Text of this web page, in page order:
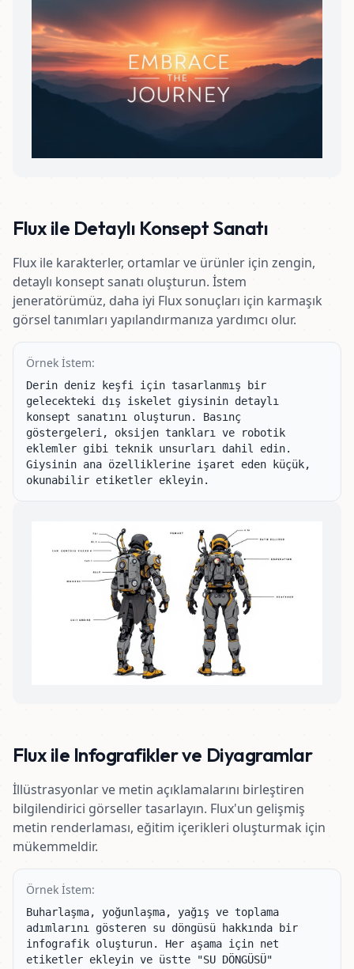
Flux ile Detaylı Konsept Sanatı
Flux ile karakterler, ortamlar ve ürünler için zengin,
detaylı konsept sanatı oluşturun. İstem
jeneratörümüz, daha iyi Flux sonuçları için karmaşık
görsel tanımları yapılandırmanıza yardımcı olur.
Örnek İstem:
Derin deniz keşfi için tasarlanmış bir
gelecekteki dış iskelet giysinin detaylı
konsept sanatını oluşturun. Basınç
göstergeleri, oksijen tankları ve robotik
eklemler gibi teknik unsurları dahil edin.
Giysinin ana özelliklerine işaret eden küçük,
okunabilir etiketler ekleyin.
Flux ile Infografikler ve Diyagramlar
İllüstrasyonlar ve metin açıklamalarını birleştiren
bilgilendirici görseller tasarlayın. Flux'un gelişmiş
metin renderlaması, eğitim içerikleri oluşturmak için
mükemmeldir.
Örnek İstem:
Buharlaşma, yoğunlaşma, yağış ve toplama
adımlarını gösteren su döngüsü hakkında bir
infografik oluşturun. Her aşama için net
etiketler ekleyin ve üstte "SU DÖNGÜSÜ"